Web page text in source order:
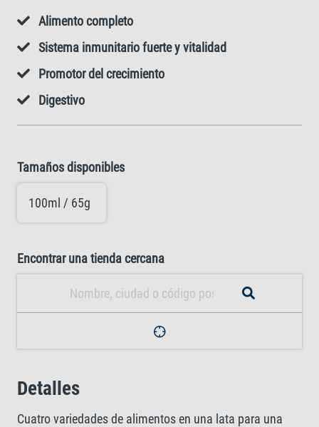
Alimento completo
Sistema inmunitario fuerte y vitalidad
Promotor del crecimiento
Digestivo
Tamaños disponibles
100ml / 65g
Encontrar una tienda cercana
Detalles
Cuatro variedades de alimentos en una lata para una